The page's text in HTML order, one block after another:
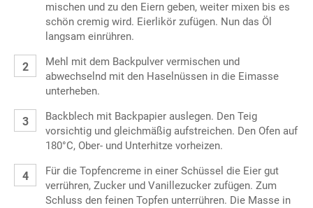
mischen und zu den Eiern geben, weiter mixen bis es
schön cremig wird. Eierlikör zufügen. Nun das Öl
langsam einrühren.
Mehl mit dem Backpulver vermischen und
abwechselnd mit den Haselnüssen in die Eimasse
unterheben.
Backblech mit Backpapier auslegen. Den Teig
vorsichtig und gleichmäßig aufstreichen. Den Ofen auf
180°C, Ober- und Unterhitze vorheizen.
Für die Topfencreme in einer Schüssel die Eier gut
verrühren, Zucker und Vanillezucker zufügen. Zum
Schluss den feinen Topfen unterrühren. Die Masse in